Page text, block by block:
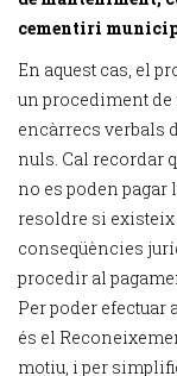
cementiri
En aquest cas, el
un procediment
encàrrecs verbals
nuls. Cal recordar
no es poden pagar
resoldre si existeix
conseqüències
procedir al
Per poder efectuar
és el
motiu, i per